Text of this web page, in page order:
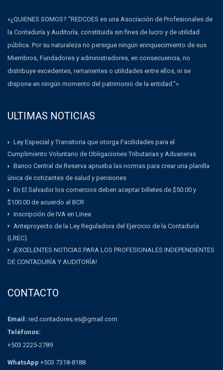
«¿QUIENES SOMOS? “REDCOES es una Asociación de Profesionales de
la Contaduría y Auditoría, constituida sin fines de lucro y de utilidad
pública. Por su naturaleza no persigue ningún enriquecimiento de sus
Miembros, Fundadores y administradores, en consecuencia, no
distribuye excedentes, remanentes o utilidades entre ellos, ni se
dispone en ningún momento del patrimonio de la entidad.”»
ULTIMAS NOTICIAS
Ley Especial y Transitoria que otorga Facilidades para el
Cumplimiento Voluntario de Obligaciones Tributarias y Aduaneras
Banco Central de Reserva aprueba las normas para crear una planilla
única de cotizantes de salud y pensiones
En El Salvador los comercios deben aceptar billetes de $50.00 y
$100.00 de acuerdo al BCR
Inscripción de IVA en Linea
Anteproyecto de la Ley Reguladora del Ejercicio de la Contaduría
(LREC).
¡EXCELENTES NOTICIAS PARA LOS PROFESIONALES INDEPENDIENTES
DE CONTADURÍA Y AUDITORÍA!
CONTACTO
Email: red.contadores.es@gmail.com
Teléfonos:
+503 2225-2789
WhatsApp +503 7318-8188